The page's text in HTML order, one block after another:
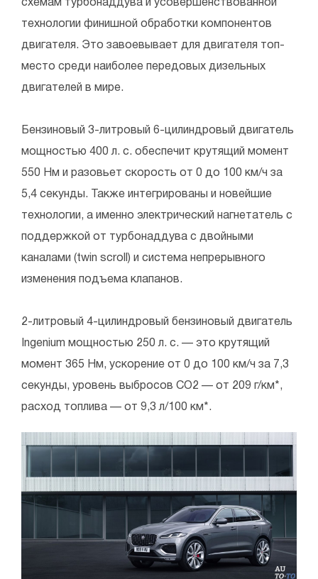
схемам турбонаддува и усовершенствованной
технологии финишной обработки компонентов
двигателя. Это завоевывает для двигателя топ-
место среди наиболее передовых дизельных
двигателей в мире.
Бензиновый 3-литровый 6-цилиндровый двигатель
мощностью 400 л. с. обеспечит крутящий момент
550 Нм и разовьет скорость от 0 до 100 км/ч за
5,4 секунды. Также интегрированы и новейшие
технологии, а именно электрический нагнетатель с
поддержкой от турбонаддува с двойными
каналами (twin scroll) и система непрерывного
изменения подъема клапанов.
2-литровый 4-цилиндровый бензиновый двигатель
Ingenium мощностью 250 л. с. — это крутящий
момент 365 Нм, ускорение от 0 до 100 км/ч за 7,3
секунды, уровень выбросов CO2 — от 209 г/км*,
расход топлива — от 9,3 л/100 км*.